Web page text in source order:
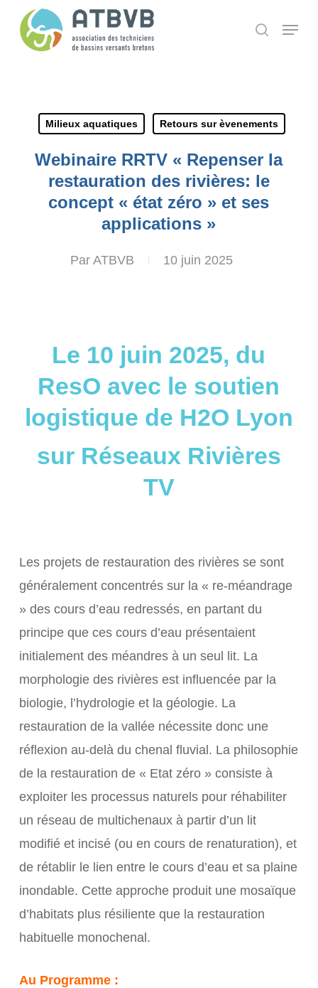
search
Menu
Milieux aquatiques Retours sur èvenements
Webinaire RRTV « Repenser la
restauration des rivières: le
concept « état zéro » et ses
applications »
Par ATBVB 10 juin 2025
Le 10 juin 2025, du
ResO ​​avec le soutien
logistique de H2O Lyon
sur Réseaux Rivières
TV
Les projets de restauration des rivières se sont
généralement concentrés sur la « re-méandrage
» des cours d’eau redressés, en partant du
principe que ces cours d’eau présentaient
initialement des méandres à un seul lit. La
morphologie des rivières est influencée par la
biologie, l’hydrologie et la géologie. La
restauration de la vallée nécessite donc une
réflexion au-delà du chenal fluvial. La philosophie
de la restauration de « Etat zéro » consiste à
exploiter les processus naturels pour réhabiliter
un réseau de multichenaux à partir d’un lit
modifié et incisé (ou en cours de renaturation), et
de rétablir le lien entre le cours d’eau et sa plaine
inondable. Cette approche produit une mosaïque
d’habitats plus résiliente que la restauration
habituelle monochenal.
Au Programme :
Panneau de gestion des cookies